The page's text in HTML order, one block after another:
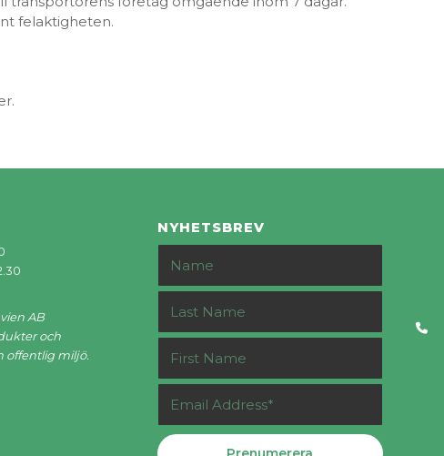
felaktigheten.
AB
och
offentlig miljö.
NYHETSBREV